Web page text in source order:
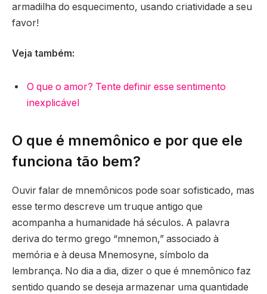
armadilha do esquecimento, usando criatividade a seu
favor!
Veja também:
O que o amor? Tente definir esse sentimento
inexplicável
O que é mnemônico e por que ele
funciona tão bem?
Ouvir falar de mnemônicos pode soar sofisticado, mas
esse termo descreve um truque antigo que
acompanha a humanidade há séculos. A palavra
deriva do termo grego “mnemon,” associado à
memória e à deusa Mnemosyne, símbolo da
lembrança. No dia a dia, dizer o que é mnemônico faz
sentido quando se deseja armazenar uma quantidade